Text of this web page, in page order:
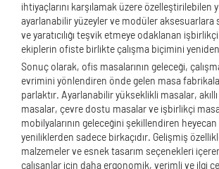
ihtiyaçlarını karşılamak üzere özelleştirilebilen
ayarlanabilir yüzeyler ve modüler
ve yaratıcılığı teşvik etmeye odaklanan
ekiplerin ofiste birlikte çalışma biçimini yeniden
Sonuç olarak, ofis masalarının geleceği,
evrimini yönlendiren önde gelen masa
parlaktır. Ayarlanabilir yükseklikli masalar,
masalar, çevre dostu masalar ve işbirlikçi
mobilyalarının geleceğini şekillendiren
yeniliklerden sadece birkaçıdır. Gelişmiş
malzemeler ve esnek tasarım seçenekleri
çalışanlar için daha ergonomik, verimli ve ilgi